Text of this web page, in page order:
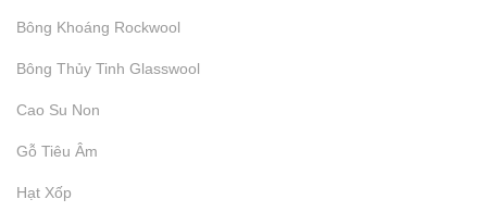
Bông Khoáng Rockwool
Bông Thủy Tinh Glasswool
Cao Su Non
Gỗ Tiêu Âm
Hạt Xốp